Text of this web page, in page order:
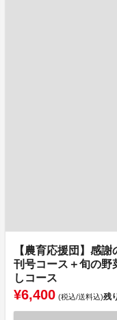
【農育応援団】感
刊号コース＋旬の
しコース
¥6,400 (税込/送料込)残